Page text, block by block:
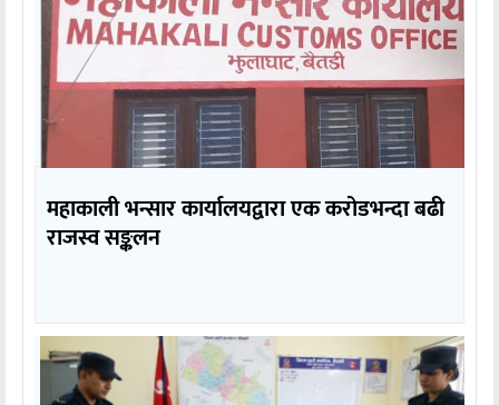
महाकाली भन्सार कार्यालयद्वारा एक करोडभन्दा बढी
राजस्व सङ्कलन